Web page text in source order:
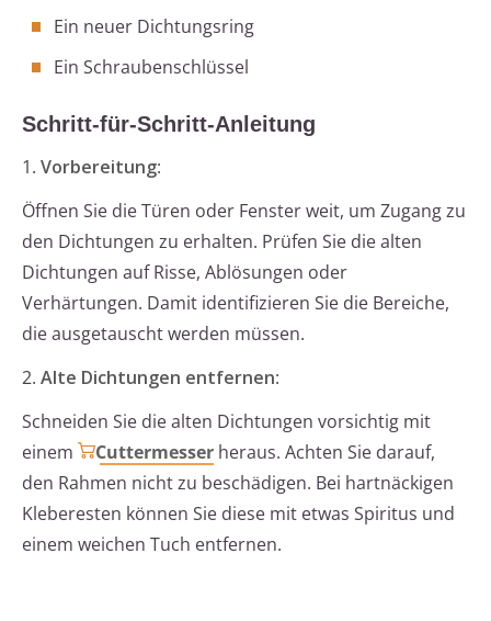
Ein neuer Dichtungsring
Ein Schraubenschlüssel
Schritt-für-Schritt-Anleitung
1. Vorbereitung:
Öffnen Sie die Türen oder Fenster weit, um Zugang zu
den Dichtungen zu erhalten. Prüfen Sie die alten
Dichtungen auf Risse, Ablösungen oder
Verhärtungen. Damit identifizieren Sie die Bereiche,
die ausgetauscht werden müssen.
2. Alte Dichtungen entfernen:
Schneiden Sie die alten Dichtungen vorsichtig mit
einem
Cuttermesser heraus. Achten Sie darauf,
den Rahmen nicht zu beschädigen. Bei hartnäckigen
Kleberesten können Sie diese mit etwas Spiritus und
einem weichen Tuch entfernen.